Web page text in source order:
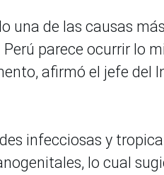
una de las causas
Perú parece ocurrir lo
afirmó el jefe del
infecciosas y
lo cual